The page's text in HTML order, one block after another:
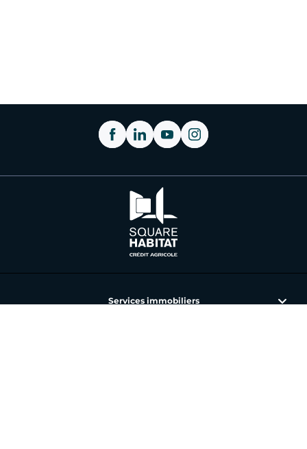
Services immobiliers